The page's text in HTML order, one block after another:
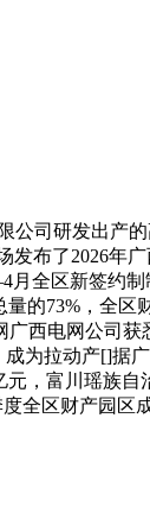
司研发出产
布了2026年广
全区新签约制
的73%，全区
西电网公司获
为拉动产[]据
，富川瑶族
全区财产园区